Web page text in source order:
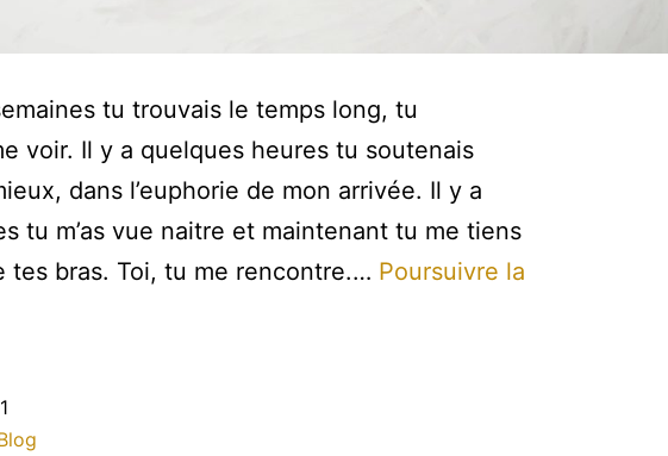
tu trouvais le temps long, tu
voir. Il y a quelques heures tu soutenais
dans l’euphorie de mon arrivée. Il y a
tu m’as vue naitre et maintenant tu me tiens
tes bras. Toi, tu me rencontre.… Poursuivre la